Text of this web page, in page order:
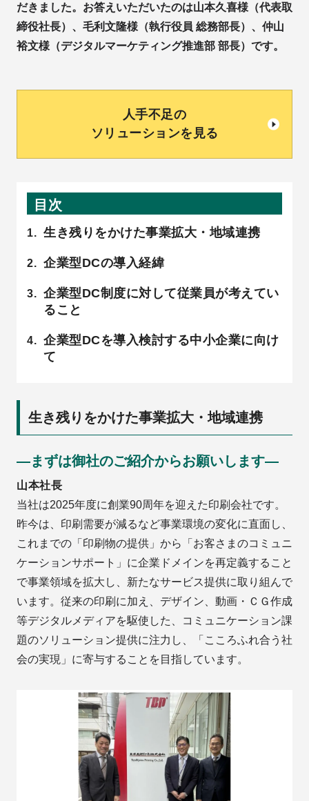
だきました。お答えいただいたのは山本久喜様（代表取
締役社長）、毛利文隆様（執行役員 総務部長）、仲山
裕文様（デジタルマーケティング推進部 部長）です。
人手不足の
ソリューションを見る
目次
生き残りをかけた事業拡大・地域連携
企業型DCの導入経緯
企業型DC制度に対して従業員が考えてい
ること
企業型DCを導入検討する中小企業に向け
て
生き残りをかけた事業拡大・地域連携
―まずは御社のご紹介からお願いします―
山本社長
当社は2025年度に創業90周年を迎えた印刷会社です。
昨今は、印刷需要が減るなど事業環境の変化に直面し、
これまでの「印刷物の提供」から「お客さまのコミュニ
ケーションサポート」に企業ドメインを再定義すること
で事業領域を拡大し、新たなサービス提供に取り組んで
います。従来の印刷に加え、デザイン、動画・ＣＧ作成
等デジタルメディアを駆使した、コミュニケーション課
題のソリューション提供に注力し、「こころふれ合う社
会の実現」に寄与することを目指しています。